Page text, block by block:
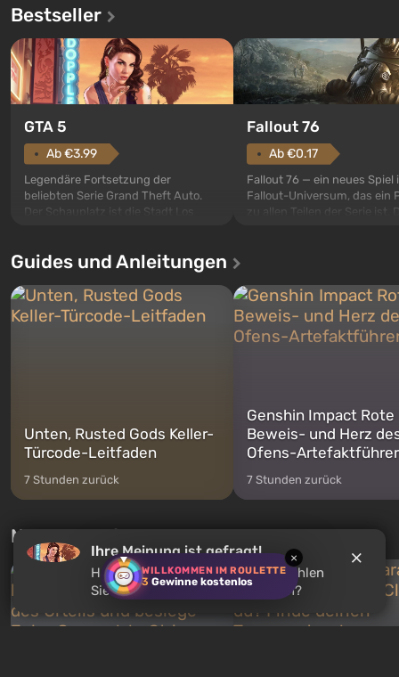
WILLKOMMEN IM ROULETTE
3 Gewinne kostenlos
×
Bestseller
GTA 5
Ab €3.99
Legendäre Fortsetzung der
beliebten Serie Grand Theft Auto.
Der Schauplatz ist die Stadt Los
ersten Mal erzählt das Spiel die
Geschichte von drei Charakteren:
Michael, Trevor und Franklin,
zwischen denen Sie jederzeit
wechse...
Fallout 76
Ab €0.17
Fallout 76 — ein neues Spiel
Fallout-Universum, das ein
zu allen Teilen der Serie ist.
nach dem Abwurf von
auf Amerika geöffnet wird.
Guides und Anleitungen
Unten, Rusted Gods Keller-
Türcode-Leitfaden
7 Stunden zurück
Genshin Impact Rote
Beweis- und Herz
Ofens-Artefaktführer
7 Stunden zurück
Neue Tests jede Woche
Ihre Meinung ist gefragt!
Haben SieGTA 5gespielt? Empfehlen
Sie dieses Spiel anderen Nutzern?